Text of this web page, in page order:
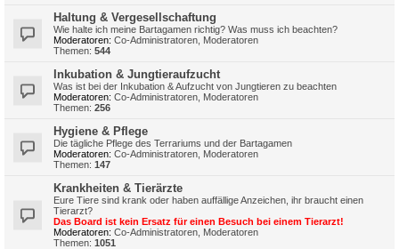
Haltung & Vergesellschaftung
Wie halte ich meine Bartagamen richtig? Was muss ich beachten?
Moderatoren: Co-Administratoren Moderatoren
Themen: 544
Inkubation & Jungtieraufzucht
Was ist bei der Inkubation & Aufzucht von Jungtieren zu beachten
Moderatoren: Co-Administratoren Moderatoren
Themen: 256
Hygiene & Pflege
Die tägliche Pflege des Terrariums und der Bartagamen
Moderatoren: Co-Administratoren Moderatoren
Themen: 147
Krankheiten & Tierärzte
Eure Tiere sind krank oder haben auffällige Anzeichen, ihr braucht einen
Tierarzt?
Das Board ist kein Ersatz für einen Besuch bei einem Tierarzt!
Moderatoren: Co-Administratoren Moderatoren
Themen: 1051